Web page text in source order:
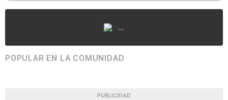
...
POPULAR EN LA COMUNIDAD
PUBLICIDAD